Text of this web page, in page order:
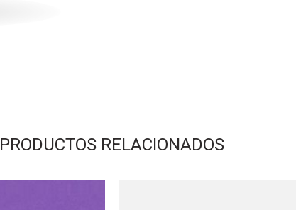
PRODUCTOS RELACIONADOS